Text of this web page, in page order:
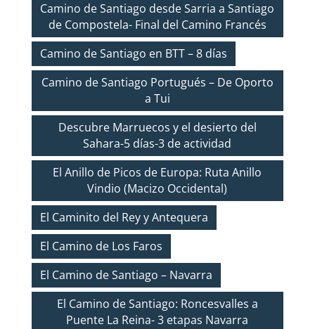
Camino de Santiago desde Sarria a Santiago
de Compostela- Final del Camino Francés
Camino de Santiago en BTT – 8 días
Camino de Santiago Portugués – De Oporto
a Tui
Descubre Marruecos y el desierto del
Sahara-5 días-3 de actividad
El Anillo de Picos de Europa: Ruta Anillo
Vindio (Macizo Occidental)
El Caminito del Rey y Antequera
El Camino de Los Faros
El Camino de Santiago – Navarra
El Camino de Santiago: Roncesvalles a
Puente La Reina- 3 etapas Navarra